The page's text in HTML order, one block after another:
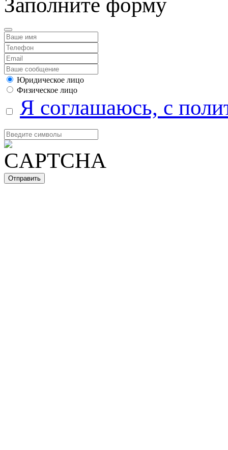
Юридическое лицо
Физическое лицо
Я соглашаюсь, с